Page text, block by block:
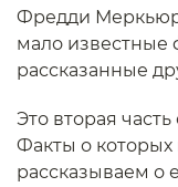
Фредди
мало известные
рассказанные
Это вторая
Факты о которых
рассказываем о